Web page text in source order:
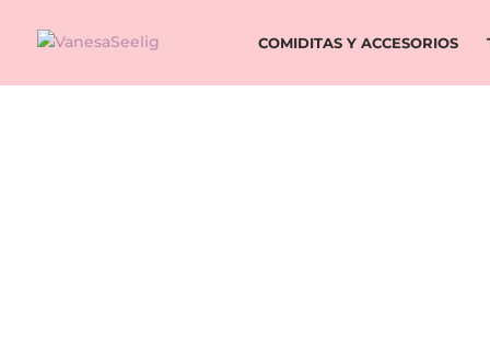
COMIDITAS Y ACCESORIOS